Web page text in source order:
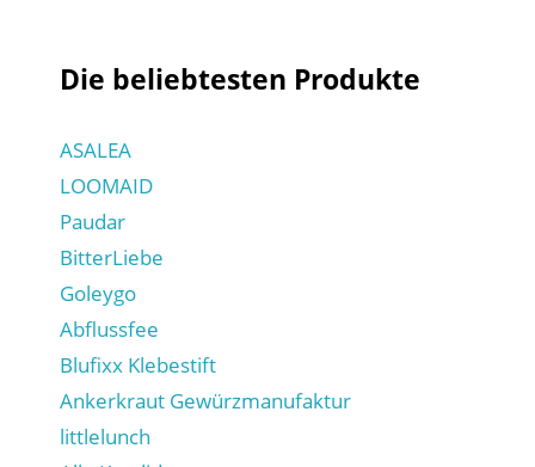
Die beliebtesten Produkte
ASALEA
LOOMAID
Paudar
BitterLiebe
Goleygo
Abflussfee
Blufixx Klebestift
Ankerkraut Gewürzmanufaktur
littlelunch